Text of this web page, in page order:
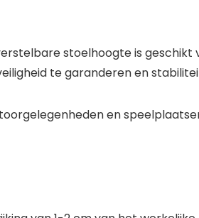
stoelhoogte is
te garanderen en
en